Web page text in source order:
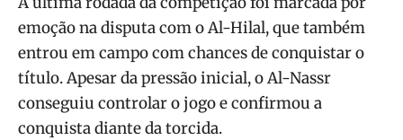
emoção na disputa com o Al-Hilal, que também
entrou em campo com chances de conquistar o
título. Apesar da pressão inicial, o Al-Nassr
conseguiu controlar o jogo e confirmou a
conquista diante da torcida.